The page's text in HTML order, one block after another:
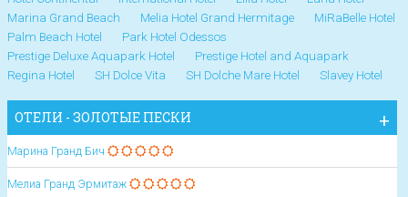
Marina Grand Beach
Melia Hotel Grand Hermitage
MiRaBelle Hotel
Palm Beach Hotel
Park Hotel Odessos
Prestige Deluxe Aquapark Hotel
Prestige Hotel and Aquapark
Regina Hotel
SH Dolce Vita SH Dolche Mare Hotel Slavey Hotel
ОТЕЛИ - ЗОЛОТЫЕ ПЕСКИ
Марина Гранд Бич
Мелиа Гранд Эрмитаж